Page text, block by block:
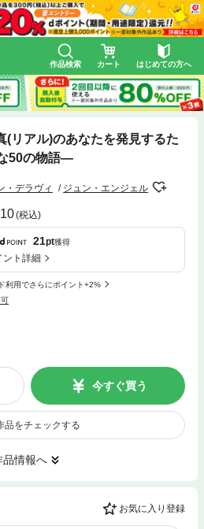
作品検索 カート はじめての方へ
アル)のあなたを発見するた
50の物語―
・デラヴィ ジュン・エンジェル
(税込)
21pt獲得
ント詳細
利用でさらにポイント+2%
今すぐ買う
品をチェックする
品情報へ
お気に入り登録